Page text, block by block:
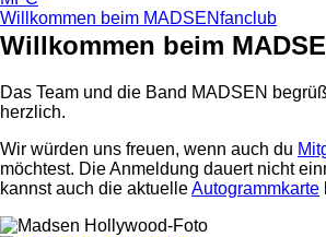
Willkommen beim MADSENfanclub
Willkommen beim
Das Team und die Band MADSEN
herzlich.
Wir würden uns freuen, wenn auch du
möchtest. Die Anmeldung dauert nicht
kannst auch die aktuelleAutogrammkarte